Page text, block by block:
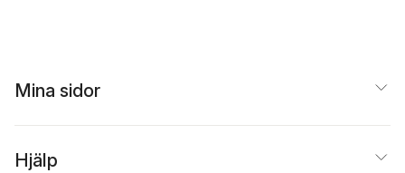
Mina sidor
Hjälp